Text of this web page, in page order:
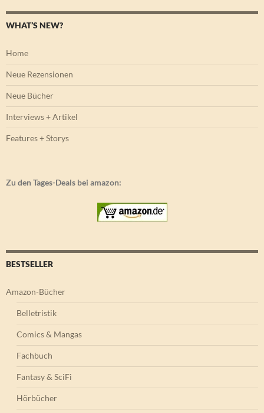
WHAT’S NEW?
Home
Neue Rezensionen
Neue Bücher
Interviews + Artikel
Features + Storys
Zu den Tages-Deals bei amazon:
BESTSELLER
Amazon-Bücher
Belletristik
Comics & Mangas
Fachbuch
Fantasy & SciFi
Hörbücher